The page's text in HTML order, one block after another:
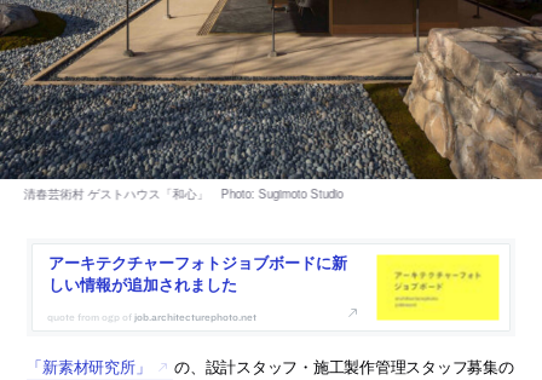
アーキテクチャーフォトジョブボードに新
しい情報が追加されました
job.architecturephoto.net
「新素材研究所」
の、設計スタッフ・施工製作管理スタッフ募集の